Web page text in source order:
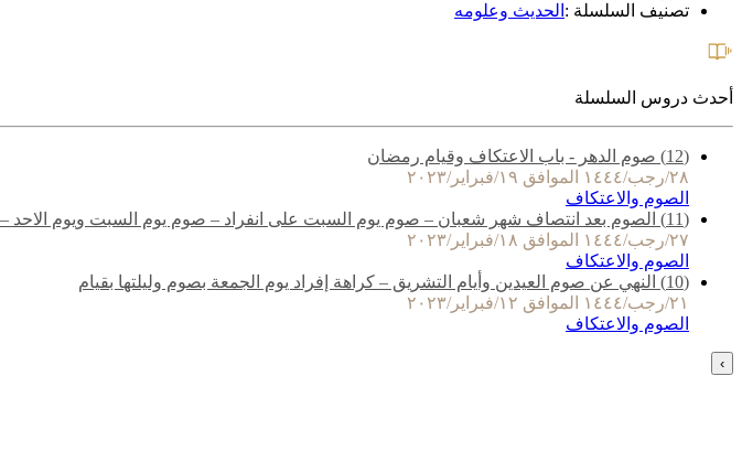
تصنيف السلسلة : الحديث وعلومه
أحدث دروس السلسلة
(12) صوم الدهر - باب الاعتكاف وقيام رمضان
٢٨/رجب/١٤٤٤ الموافق ١٩/فبراير/٢٠٢٣
الصوم والاعتكاف
(11) الصوم بعد انتصاف شهر شعبان – صوم يوم السبت على انفراد – صوم يوم السبت ويوم الاحد – صوم يوم عرفة
٢٧/رجب/١٤٤٤ الموافق ١٨/فبراير/٢٠٢٣
الصوم والاعتكاف
(10) النهي عن صوم العيدين وأيام التشريق – كراهة إفراد يوم الجمعة بصوم وليلتها بقيام
٢١/رجب/١٤٤٤ الموافق ١٢/فبراير/٢٠٢٣
الصوم والاعتكاف
›